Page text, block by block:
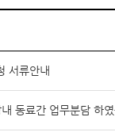
서류안내
동료간 업무분담 하